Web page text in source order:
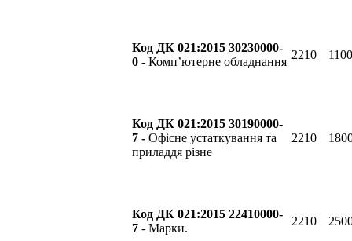
Код ДК 021:2015 30230000-
0 - Комп’ютерне обладнання
2210
Код ДК 021:2015 30190000-
7 - Офісне устаткування та
приладдя різне
2210
Код ДК 021:2015 22410000-
7 - Марки.
2210